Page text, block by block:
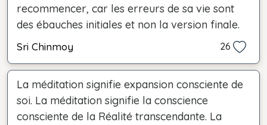
recommencer, car les erreurs de sa vie sont
des ébauches initiales et non la version finale.
Sri Chinmoy 26
La méditation signifie expansion consciente de
soi. La méditation signifie la conscience
consciente de la Réalité transcendante. La